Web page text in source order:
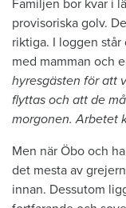
Familjen bor kvar i
provisoriska golv.
riktiga. I loggen
med mamman och
hyresgästen för att
flyttas och att de
morgonen. Arbetet
Men när Öbo och
det mesta av
innan. Dessutom